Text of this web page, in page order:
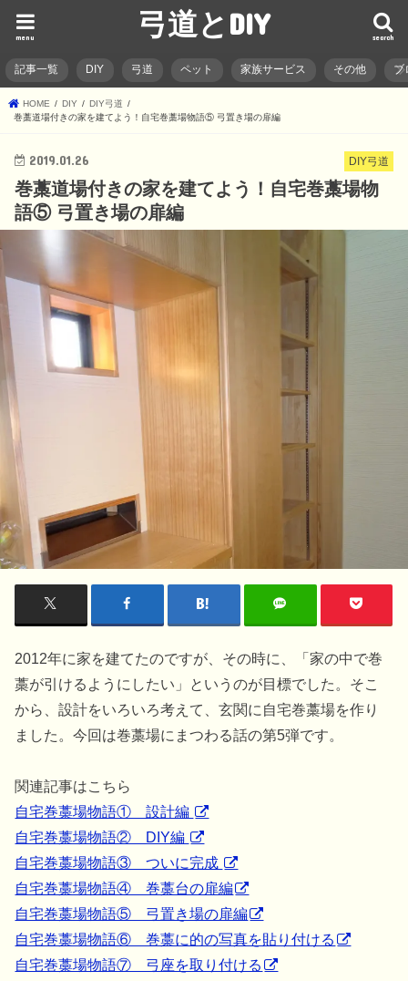
弓道とDIY search
menu
記事一覧 DIY 弓道 ペット 家族サービス その他 ブ
HOME DIY
DIY弓道
巻藁道場付きの家を建てよう！自宅巻藁場物語⑤ 弓置き場の扉編
DIY弓道
2019.01.26
巻藁道場付きの家を建てよう！自宅巻藁場物
語⑤ 弓置き場の扉編
2012年に家を建てたのですが、その時に、「家の中で巻
藁が引けるようにしたい」というのが目標でした。そこ
から、設計をいろいろ考えて、玄関に自宅巻藁場を作り
ました。今回は巻藁場にまつわる話の第5弾です。
関連記事はこちら
自宅巻藁場物語① 設計編
自宅巻藁場物語② DIY編
自宅巻藁場物語③ ついに完成
自宅巻藁場物語④ 巻藁台の扉編
自宅巻藁場物語⑤ 弓置き場の扉編
自宅巻藁場物語⑥ 巻藁に的の写真を貼り付ける
自宅巻藁場物語⑦ 弓座を取り付ける